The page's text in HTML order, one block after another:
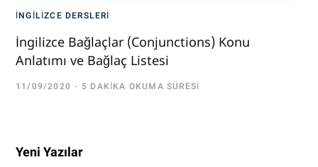
İNGILIZCE DERSLERI
İngilizce Bağlaçlar (Conjunctions) Konu
Anlatımı ve Bağlaç Listesi
11/09/2020 5 DAKIKA OKUMA SÜRESI
Yeni Yazılar